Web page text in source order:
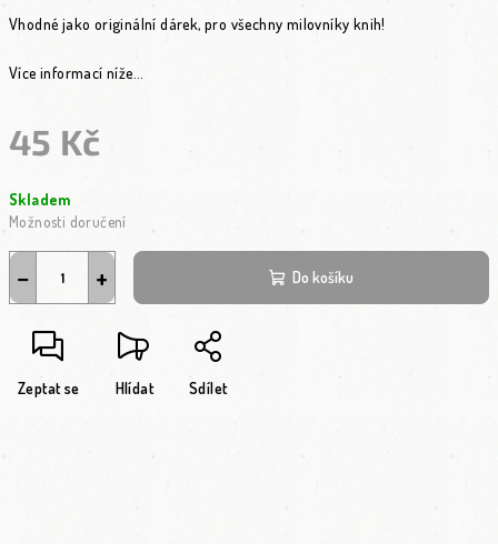
Vhodné jako originální dárek, pro všechny milovníky knih!
Více informací níže...
45 Kč
Skladem
Možnosti doručení
+
− Do košíku
Zeptat se Hlídat Sdílet